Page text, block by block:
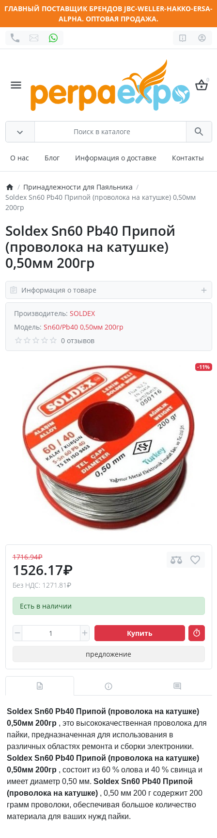
ГЛАВНЫЙ ПОСТАВЩИК БРЕНДОВ JBC-WELLER-HAKKO-ERSA-
ALPHA. ОПТОВАЯ ПРОДАЖА.
0
О нас Блог Информация о доставке Контакты
Принадлежности для Паяльника
Soldex Sn60 Pb40 Припой (проволока на катушке) 0,50мм
200гр
Soldex Sn60 Pb40 Припой
(проволока на катушке)
0,50мм 200гр
Информация о товаре
Производитель: SOLDEX
Модель: Sn60/Pb40 0,50мм 200гр
0 отзывов
-11%
1716.94₽
1526.17₽
Без НДС: 1271.81₽
Есть в наличии
Купить
предложение
Soldex Sn60 Pb40 Припой (проволока на катушке)
0,50мм 200гр , это высококачественная проволока для
пайки, предназначенная для использования в
различных областях ремонта и сборки электроники.
Soldex Sn60 Pb40 Припой (проволока на катушке)
0,50мм 200гр , состоит из 60 % олова и 40 % свинца и
имеет диаметр 0,50 мм. Soldex Sn60 Pb40 Припой
(проволока на катушке) , 0,50 мм 200 г содержит 200
грамм проволоки, обеспечивая большое количество
материала для ваших нужд пайки.